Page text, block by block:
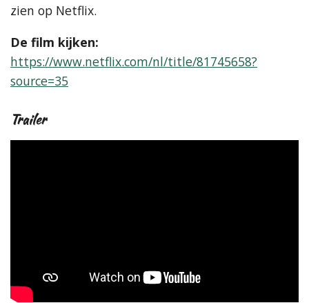
zien op Netflix.
De film kijken:
https://www.netflix.com/nl/title/81745658?
source=35
Trailer